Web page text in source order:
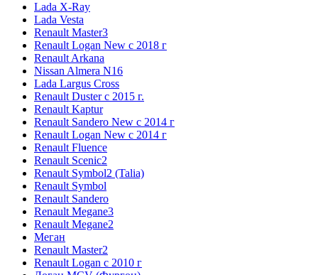
Lada X-Ray
Lada Vesta
Renault Master3
Renault Logan New с 2018 г
Renault Arkana
Nissan Almera N16
Lada Largus Cross
Renault Duster с 2015 г.
Renault Kaptur
Renault Sandero New с 2014 г
Renault Logan New с 2014 г
Renault Fluence
Renault Scenic2
Renault Symbol2 (Talia)
Renault Symbol
Renault Sandero
Renault Megane3
Renault Megane2
Меган
Renault Master2
Renault Logan c 2010 г